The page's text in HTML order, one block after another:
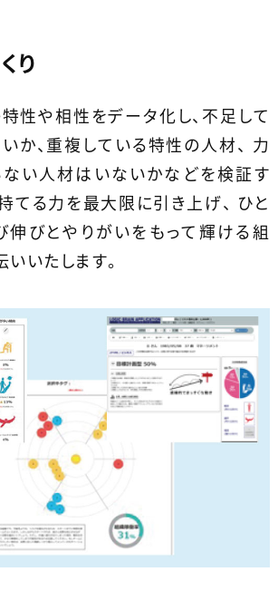
り
性や相性をデータ化し、不足して
か、重複している特性の人材、 力
い人材はいないかなどを検証す
てる力を最大限に引き上げ、 ひと
伸びとやりがいをもって輝ける組
いたします。